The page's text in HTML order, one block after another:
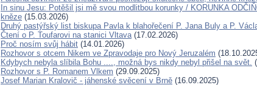
In sinu Jesu: Potěšil jsi mě svou modlitbou korunky / KORUNKA
kněze (15.03.2026)
Druhý pastýřský list biskupa Pavla k blahořečení P. Jana Buly a P.
Čtení o P. Toufarovi na stanici Vltava(17.02.2026)
Proč nosím svůj hábit (14.01.2026)
Rozhovor s otcem Nikem ve Zpravodaje pro Nový Jeruzalém
Kdybych nebyla slíbila Bohu ...., možná bys nikdy nebyl přišel na svět.
Rozhovor s P. Romanem Vlkem (29.09.2025)
Josef Marian Kralovič - jáhenské svěcení v Brně (16.09.2025)